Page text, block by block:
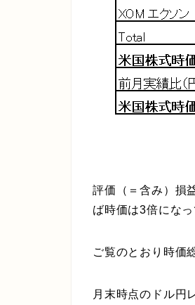
評価（＝含み）損
ば時価は3倍にな
ご覧のとおり時価
月末時点のドル円